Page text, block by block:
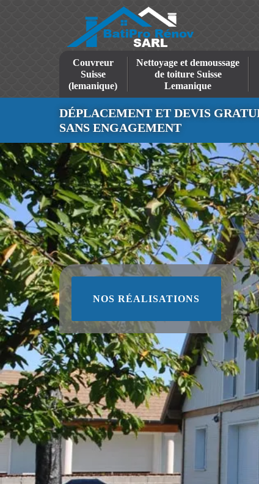
Couvreur
Suisse
(lemanique)
Nettoyage et demoussage
de toiture Suisse
Lemanique
DÉPLACEMENT ET DEVIS
SANS ENGAGEMENT
NOS RÉALISATIONS